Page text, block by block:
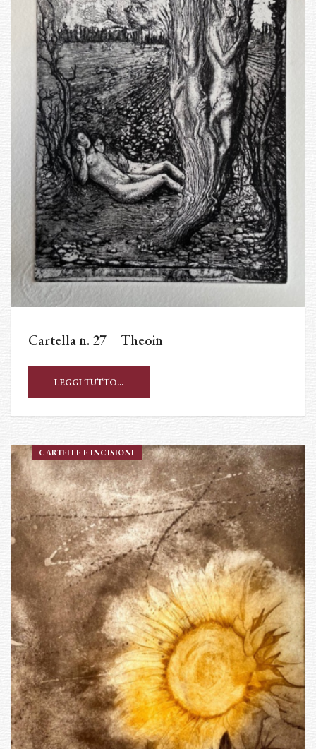
Cartella n. 27 – Theoin
LEGGI TUTTO...
CARTELLE E INCISIONI